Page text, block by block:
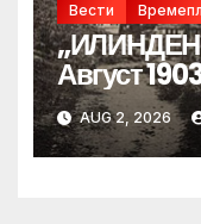
Вести
Август
AUG 2, 2026